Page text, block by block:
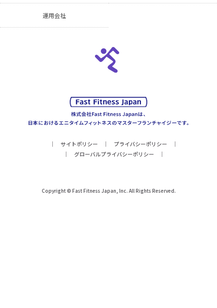
運用会社
サイトポリシー
プライバシーポリシー
グローバルプライバシーポリシー
Copyright © Fast Fitness Japan, Inc. All Rights Reserved.